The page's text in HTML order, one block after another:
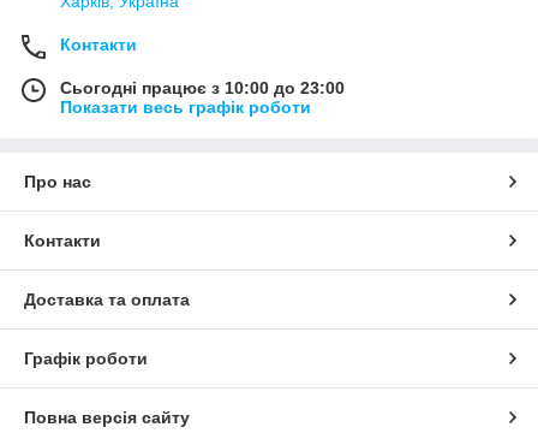
Контакти
Сьогодні працює з 10:00 до 23:00
Показати весь графік роботи
Про нас
Контакти
Доставка та оплата
Графік роботи
Повна версія сайту